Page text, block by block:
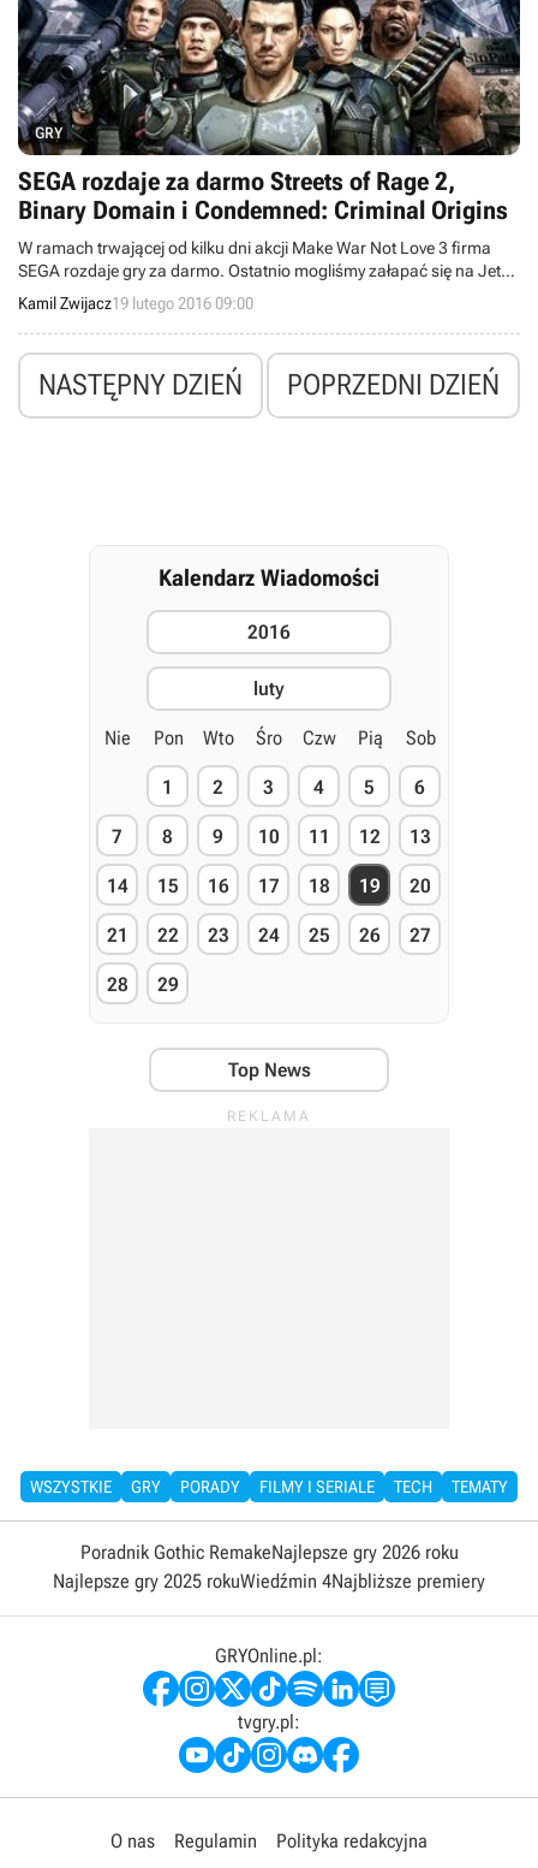
GRY
SEGA rozdaje za darmo Streets of Rage 2,
Binary Domain i Condemned: Criminal Origins
W ramach trwającej od kilku dni akcji Make War Not Love 3 firma
SEGA rozdaje gry za darmo. Ostatnio mogliśmy załapać się na Jet
Set Radio, Golden Axe oraz Hell Yeah! Wrath of the Dead Rabbit, a
obecnie do zgarnięcia są Streets of Rage 2, Binary Domain i
Condemned: Criminal Origins.
Kamil Zwijacz19 lutego 2016 09:00
NASTĘPNY DZIEŃ POPRZEDNI DZIEŃ
Kalendarz Wiadomości
2016
luty
Nie Pon Wto Śro Czw Pią Sob
1 2 3 4 5 6
7 8 9 10 11 12 13
14 15 16 17 18 19 20
21 22 23 24 25 26 27
28 29
Top News
WSZYSTKIE GRY PORADY FILMY I SERIALE TECH TEMATY
Poradnik Gothic RemakeNajlepsze gry 2026 roku
Najlepsze gry 2025 rokuWiedźmin 4Najbliższe premiery
GRYOnline.pl:
tvgry.pl:
O nas Regulamin Polityka redakcyjna